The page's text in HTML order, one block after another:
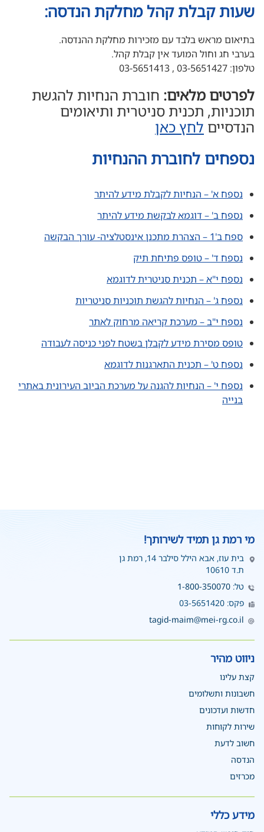
שעות קבלת קהל מחלקת הנדסה:
בתיאום מראש בלבד עם מזכירות מחלקת ההנדסה.
בערבי חג וחול המועד אין קבלת קהל.
טלפון: 03-5651427 , 03-5651413
לפרטים מלאים: חוברת הנחיות להגשת
תוכניות, תכנית סניטרית ותיאומים
הנדסיים לחץ כאן
נספחים לחוברת ההנחיות
נספח א' – הנחיות לקבלת מידע להיתר
נספח ב' – דוגמא לבקשת מידע להיתר
ספח ב'1 – הצהרת מתכנן אינסטלציה- עורך הבקשה
נספח ד' – טופס פתיחת תיק
נספח י"א – תכנית סניטרית לדוגמא
נספח ג' – הנחיות להגשת תוכניות סניטריות
נספח י"ב – מערכת קריאה מרחוק לאתר
טופס מסירת מידע לקבלן בשטח לפני כניסה לעבודה
נספח ט' – תכנית התארגנות לדוגמא
נספח י' – הנחיות להגנה על מערכת הביוב העירונית באתרי
בנייה
מי רמת גן תמיד לשירותך!
בית עוז, אבא הילל סילבר 14, רמת גן
ת.ד 10610
טל: 1-800-350070
פקס: 03-5651420
tagid-maim@mei-rg.co.il
ניווט מהיר
קצת עלינו
חשבונות ותשלומים
חדשות ועדכונים
שירות לקוחות
חשוב לדעת
הנדסה
מכרזים
מידע כללי